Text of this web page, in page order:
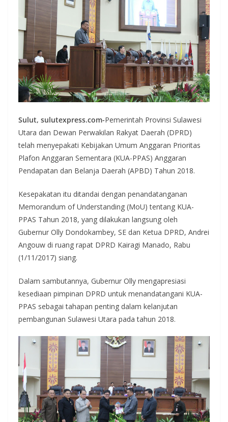
Sulut, sulutexpress.com-Pemerintah Provinsi Sulawesi
Utara dan Dewan Perwakilan Rakyat Daerah (DPRD)
telah menyepakati Kebijakan Umum Anggaran Prioritas
Plafon Anggaran Sementara (KUA-PPAS) Anggaran
Pendapatan dan Belanja Daerah (APBD) Tahun 2018.
Kesepakatan itu ditandai dengan penandatanganan
Memorandum of Understanding (MoU) tentang KUA-
PPAS Tahun 2018, yang dilakukan langsung oleh
Gubernur Olly Dondokambey, SE dan Ketua DPRD, Andrei
Angouw di ruang rapat DPRD Kairagi Manado, Rabu
(1/11/2017) siang.
Dalam sambutannya, Gubernur Olly mengapresiasi
kesediaan pimpinan DPRD untuk menandatangani KUA-
PPAS sebagai tahapan penting dalam kelanjutan
pembangunan Sulawesi Utara pada tahun 2018.